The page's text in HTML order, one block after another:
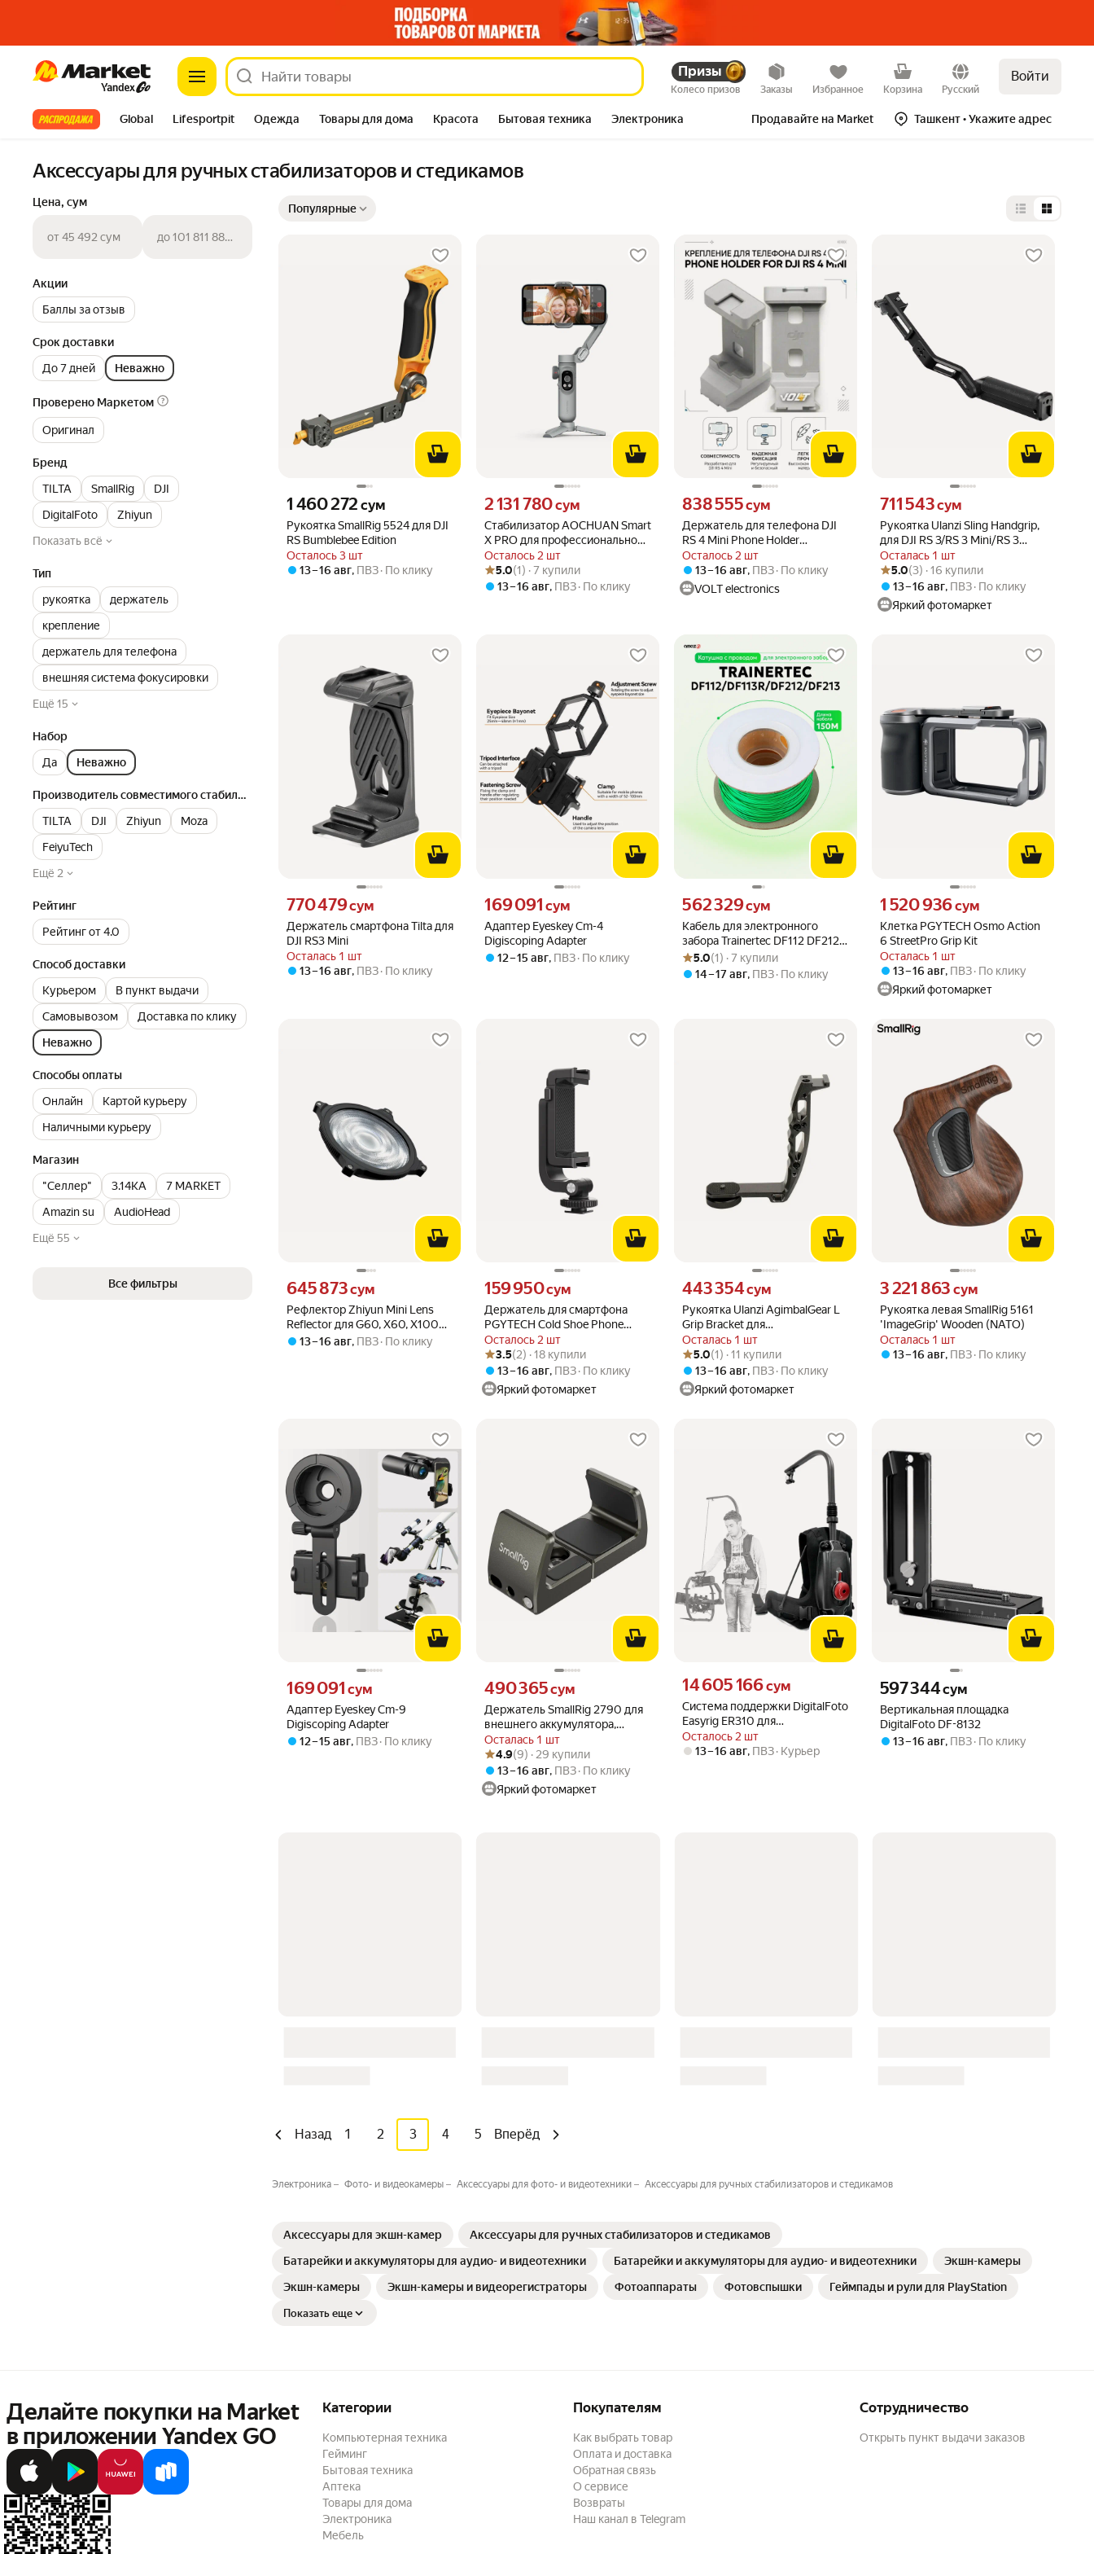
Market Призы
Колесо призов Заказы Избранное Корзина Русский
Войти
Все хиты Global Lifesportpit Одежда Товары для дома Красота Бытовая техника Электроника Продавайте на Market Ташкент• Укажите адрес
Аксессуары для ручных стабилизаторов и стедикамов
Цена, сум
от 45 492 сум до 101 811 889 сум
Акции
Баллы за отзыв
Срок доставки
До 7 дней
Неважно
Проверено Маркетом
Оригинал
Бренд
TILTA
SmallRig
DJI
DigitalFoto
Zhiyun
Показать всё
Тип
рукоятка
держатель
крепление
держатель для телефона
внешняя система фокусировки
Ещё 15
Набор
Да
Неважно
Производитель совместимого стабилизатора
TILTA
DJI Zhiyun
Moza
FeiyuTech
Ещё 2
Рейтинг
Рейтинг от 4.0
Способ доставки
Курьером
В пункт выдачи
Самовывозом
Доставка по клику
Неважно
Способы оплаты
Онлайн
Картой курьеру
Наличными курьеру
Магазин
"Селлер"
3.14KA
7 MARKET
Amazin su
AudioHead
Ещё 55
Все фильтры
Популярные Выбор типа
Рукоятка SmallRig 5524 для DJI
RS Bumblebee Edition
Осталось 3 шт
Цена 1460272 сум вместо
1 460 272 сум
13 – 16 авг, ПВЗ По клику
Стабилизатор AOCHUAN Smart
X PRO для профессиональной
видеосъемки
Осталось 2 шт
Цена 2131780 сум вместо
2 131 780сум
Рейтинг товара: 5.0 из 5
Оценок: (1) · 7 купили
5.0(1) · 7 купили
13 – 16 авг, ПВЗ По клику
Держатель для телефона DJI
RS 4 Mini Phone Holder
(превращает стабилизатор в
смартфон-гимбал)
Осталось 2 шт
Цена 838555 сум вместо
838 555сум
13 – 16 авг, ПВЗ По клику
VOLT electronics
Рукоятка Ulanzi Sling Handgrip,
для DJI RS 3/RS 3 Mini/RS 3
Pro/SC/RSC 2
Осталась 1 шт
Цена 711543 сум вместо
711 543сум
Рейтинг товара: 5.0 из 5
Оценок: (3) · 16 купили
5.0(3) · 16 купили
13 – 16 авг, ПВЗ По клику
Яркий фотомаркет
Держатель смартфона Tilta для
DJI RS3 Mini
Осталась 1 шт
Цена 770479 сум вместо
770 479сум
13 – 16 авг, ПВЗ По клику
Адаптер Eyeskey Cm-4
Digiscoping Adapter
Цена 169091 сум вместо
169 091 сум
12 – 15 авг, ПВЗ По клику
Кабель для электронного
забора Trainertec DF112 DF212
DF213
Цена 562329 сум вместо
562 329сум
Рейтинг товара: 5.0 из 5
Оценок: (1) · 7 купили
5.0(1) · 7 купили
14 – 17 авг, ПВЗ По клику
Клетка PGYTECH Osmo Action
6 StreetPro Grip Kit
Осталась 1 шт
Цена 1520936 сум вместо
1 520 936сум
13 – 16 авг, ПВЗ По клику
Яркий фотомаркет
Рефлектор Zhiyun Mini Lens
Reflector для G60, X60, X100
(ZY Mount)
Цена 645873 сум вместо
645 873сум
13 – 16 авг, ПВЗ По клику
Держатель для смартфона
PGYTECH Cold Shoe Phone
Holder
Осталось 2 шт
Цена 159950 сум вместо
159 950сум
Рейтинг товара: 3.5 из 5
Оценок: (2) · 18 купили
3.5(2) · 18 купили
13 – 16 авг, ПВЗ По клику
Яркий фотомаркет
Рукоятка Ulanzi AgimbalGear L
Grip Bracket для
стабилизаторов DJI Ronin
Осталась 1 шт
Цена 443354 сум вместо
443 354сум
Рейтинг товара: 5.0 из 5
Оценок: (1) · 11 купили
5.0(1) · 11 купили
13 – 16 авг, ПВЗ По клику
Яркий фотомаркет
Рукоятка левая SmallRig 5161
'ImageGrip' Wooden (NATO)
Осталась 1 шт
Цена 3221863 сум вместо
3 221 863 сум
13 – 16 авг, ПВЗ По клику
Адаптер Eyeskey Cm-9
Digiscoping Adapter
Цена 169091 сум вместо
169 091 сум
12 – 15 авг, ПВЗ По клику
Держатель SmallRig 2790 для
внешнего аккумулятора,
алюминиевый сплав,
нержавеющая сталь
Осталась 1 шт
Цена 490365 сум вместо
490 365сум
Рейтинг товара: 4.9 из 5
Оценок: (9) · 29 купили
4.9(9) · 29 купили
13 – 16 авг, ПВЗ По клику
Яркий фотомаркет
Система поддержки DigitalFoto
Easyrig ER310 для
стабилизатора
Осталось 2 шт
Цена 14605166 сум вместо
14 605 166сум
13 – 16 авг, ПВЗ Курьер
Вертикальная площадка
DigitalFoto DF-8132
Цена 597344 сум вместо
597 344сум
13 – 16 авг, ПВЗ По клику
Назад 1 2 3 4 5 Вперёд
Электроника Фото- и видеокамеры Аксессуары для фото- и видеотехники Аксессуары для ручных стабилизаторов и стедикамов
Аксессуары для экшн-камер
Аксессуары для ручных стабилизаторов и стедикамов
Батарейки и аккумуляторы для аудио- и видеотехники
Батарейки и аккумуляторы для аудио- и видеотехники
Экшн-камеры
Экшн-камеры
Экшн-камеры и видеорегистраторы Фотоаппараты Фотовспышки Геймпады и рули для PlayStation
Показать еще
Делайте покупки на Market
в приложении Yandex GO
Категории
Компьютерная техника
Гейминг
Бытовая техника
Аптека
Товары для дома
Электроника
Мебель
Покупателям
Как выбрать товар
Оплата и доставка
Обратная связь
О сервисе
Возвраты
Наш канал в Telegram
Сотрудничество
Открыть пункт выдачи заказов